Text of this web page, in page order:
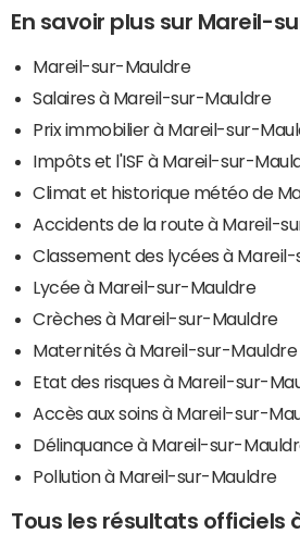
En savoir plus sur Mareil-
Mareil-sur-Mauldre
Salaires à Mareil-sur-Mauldre
Prix immobilier à Mareil-sur-
Impôts et l'ISF à Mareil-sur-
Climat et historique météo de
Accidents de la route à Mareil-
Classement des lycées à
Lycée à Mareil-sur-Mauldre
Crèches à Mareil-sur-Mauldre
Maternités à Mareil-sur-Mauldre
Etat des risques à Mareil-sur-
Accès aux soins à Mareil-sur-
Délinquance à Mareil-sur-
Pollution à Mareil-sur-Mauldre
Tous les résultats officiels